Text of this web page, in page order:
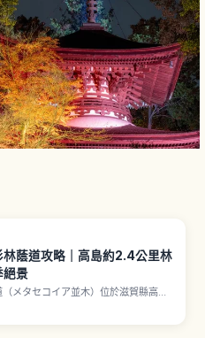
林蔭道攻略｜高島約2.4公里林
絕景
メタセコイア並木）位於滋賀縣高島
約2.4公里長、種有約500棵水杉的筆
入選讀賣新聞社「新・日本街路樹百